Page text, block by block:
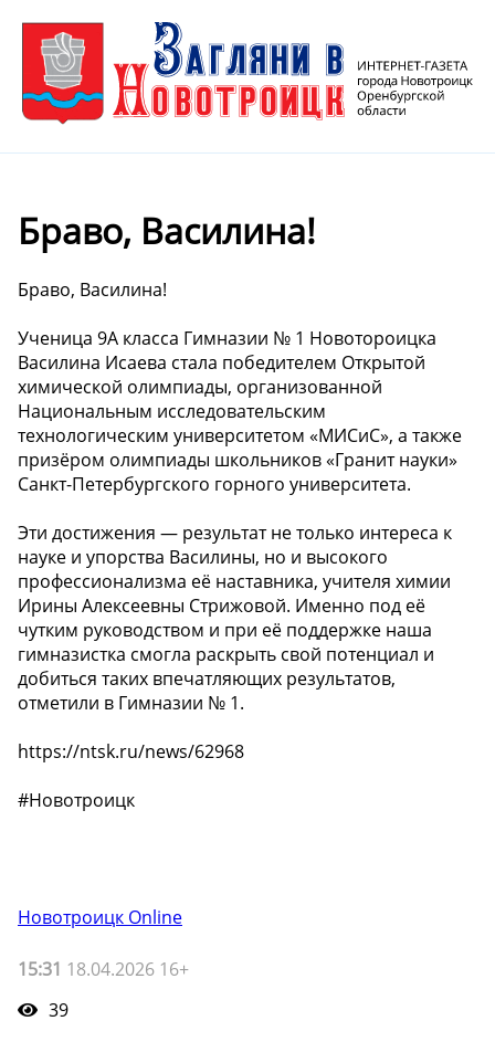
Браво, Василина!
Браво, Василина!
Ученица 9А класса Гимназии № 1 Новотороицка
Василина Исаева стала победителем Открытой
химической олимпиады, организованной
Национальным исследовательским
технологическим университетом «МИСиС», а также
призёром олимпиады школьников «Гранит науки»
Санкт-Петербургского горного университета.
Эти достижения — результат не только интереса к
науке и упорства Василины, но и высокого
профессионализма её наставника, учителя химии
Ирины Алексеевны Стрижовой. Именно под её
чутким руководством и при её поддержке наша
гимназистка смогла раскрыть свой потенциал и
добиться таких впечатляющих результатов,
отметили в Гимназии № 1.
https://ntsk.ru/news/62968
#Новотроицк
Новотроицк Online
15:31 18.04.2026 16+
39